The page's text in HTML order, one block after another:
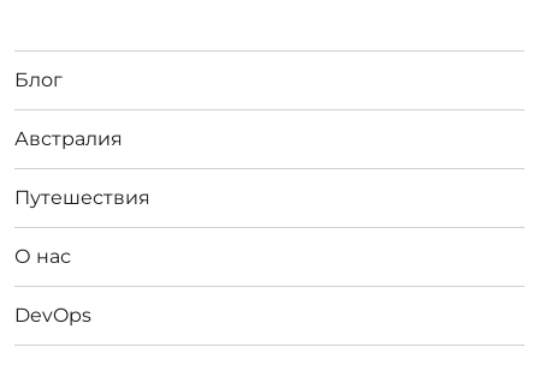
Блог
Австралия
Путешествия
О нас
DevOps